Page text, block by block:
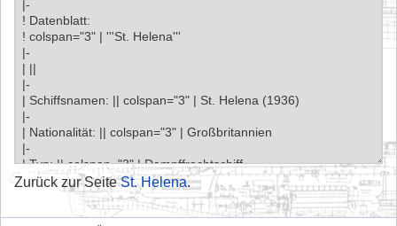
Zurück zur SeiteSt. Helena.